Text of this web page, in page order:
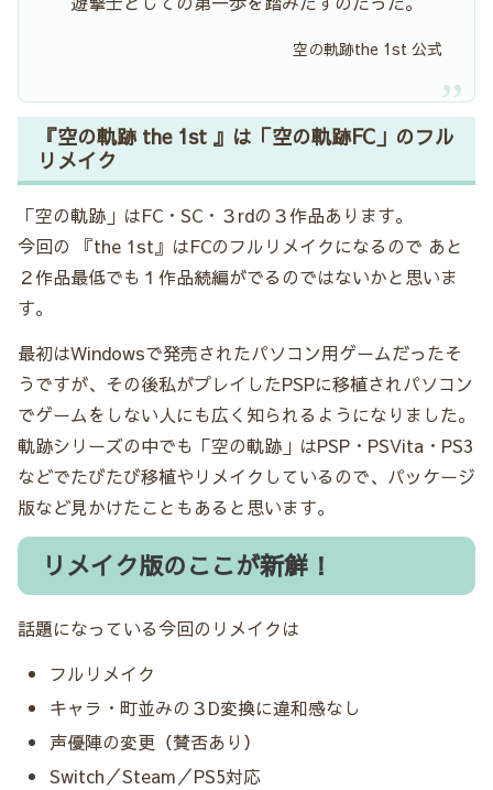
空の軌跡the 1st 公式
『空の軌跡 the 1st 』は「空の軌跡FC」のフル
リメイク
「空の軌跡」はFC・SC・３rdの３作品あります。
今回の 『the 1st』はFCのフルリメイクになるので あと
２作品最低でも１作品続編がでるのではないかと思いま
す。
最初はWindowsで発売されたパソコン用ゲームだったそ
うですが、その後私がプレイしたPSPに移植されパソコン
でゲームをしない人にも広く知られるようになりました。
軌跡シリーズの中でも「空の軌跡」はPSP・PSVita・PS3
などでたびたび移植やリメイクしているので、パッケージ
版など見かけたこともあると思います。
リメイク版のここが新鮮！
話題になっている今回のリメイクは
フルリメイク
キャラ・町並みの３D変換に違和感なし
声優陣の変更（賛否あり）
Switch／Steam／PS5対応